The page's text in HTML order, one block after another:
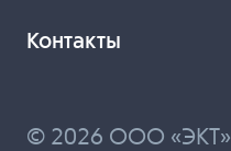
Контакты
© 2026 ООО «ЭКТ»